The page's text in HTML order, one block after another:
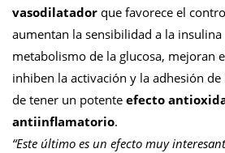
vasodilatador que favorece el
aumentan la sensibilidad a la
metabolismo de la glucosa, mejoran
inhiben la activación y la adhesión
de tener un potente efecto
antiinflamatorio.
“Este último es un efecto muy